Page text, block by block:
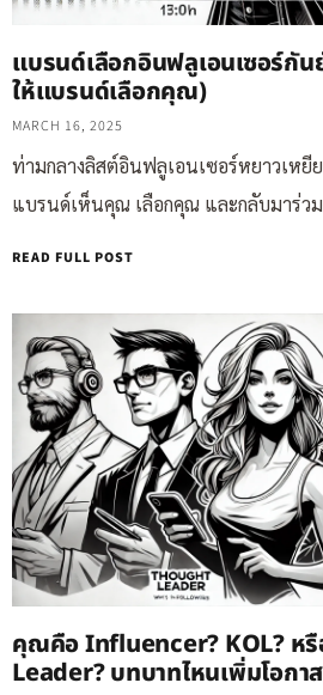
แบรนด์เลือกอินฟลูเอนเซอร์กัน
ให้แบรนด์เลือกคุณ)
MARCH 16, 2025
ท่ามกลางลิสต์อินฟลูเอนเซอร์หยาวเหยี
แบรนด์เห็นคุณ เลือกคุณ และกลับมาร่ว
READ FULL POST
คุณคือ Influencer? KOL? ห
Leader? บทบาทไหนเพิ่มโอก